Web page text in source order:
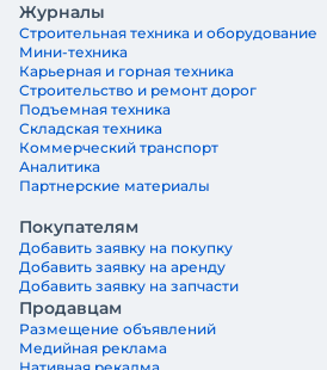
Журналы
Строительная техника и оборудование
Мини-техника
Карьерная и горная техника
Строительство и ремонт дорог
Подъемная техника
Складская техника
Коммерческий транспорт
Аналитика
Партнерские материалы
Покупателям
Добавить заявку на покупку
Добавить заявку на аренду
Добавить заявку на запчасти
Продавцам
Размещение объявлений
Медийная реклама